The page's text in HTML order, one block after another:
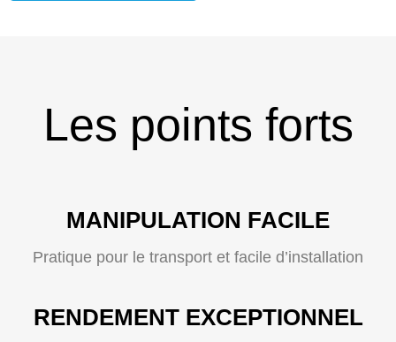
Les points forts
MANIPULATION FACILE
Pratique pour le transport et facile d’installation
RENDEMENT EXCEPTIONNEL